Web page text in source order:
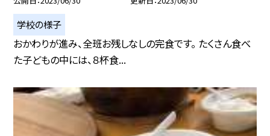
学校の様子
おかわりが進み、全班お残しなしの完食です。 たくさん食べ
た子どもの中には、８杯食...